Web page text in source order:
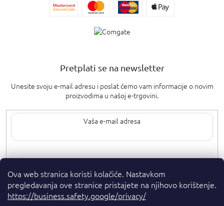
Ova web stranica koristi kolačiće. Nastavkom
pregledavanja ove stranice pristajete na njihovo korištenje.
https://business.safety.google/privacy/
Pretplati se na newsletter
Unesite svoju e-mail adresu i poslat ćemo vam informacije o novim
proizvodima u našoj e-trgovini.
Upisom svoje e-pošte pristajete nauvjete privatnosti.